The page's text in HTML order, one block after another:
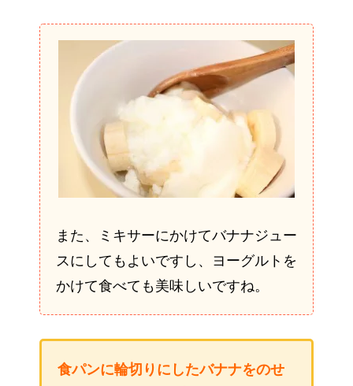
また、ミキサーにかけてバナナジュー
スにしてもよいですし、ヨーグルトを
かけて食べても美味しいですね。
食パンに輪切りにしたバナナをのせ